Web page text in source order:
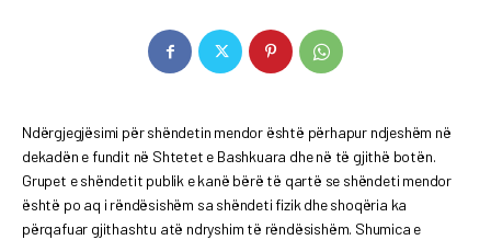
Ndërgjegjësimi për shëndetin mendor është përhapur ndjeshëm në
dekadën e fundit në Shtetet e Bashkuara dhe në të gjithë botën.
Grupet e shëndetit publik e kanë bërë të qartë se shëndeti mendor
është po aq i rëndësishëm sa shëndeti fizik dhe shoqëria ka
përqafuar gjithashtu atë ndryshim të rëndësishëm. Shumica e